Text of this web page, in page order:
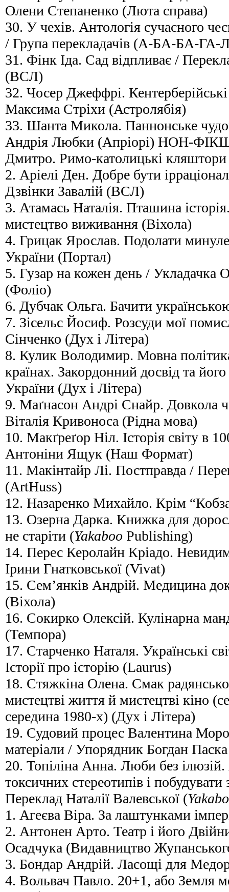
Олени Степаненко (Люта справа)
30. У чехів. Антологія сучасного
/ Група перекладачів (А-БА-БА-
31. Фінк Іда. Сад відпливає /
(ВСЛ)
32. Чосер Джеффрі.
Максима Стріхи (Астролябія)
33. Шанта Микола. Паннонське
Андрія Любки (Апріорі) НОН-
Дмитро. Римо-католицькі кляштори
2. Аріелі Ден. Добре бути
Дзвінки Завалій (ВСЛ)
3. Атамась Наталія. Пташина
мистецтво виживання (Віхола)
4. Грицак Ярослав. Подолати
України (Портал)
5. Гузар на кожен день / Укладачка
(Фоліо)
6. Дубчак Ольга. Бачити
7. Зісельс Йосиф. Розсуди мої
Сінченко (Дух і Літера)
8. Кулик Володимир. Мовна
країнах. Закордонний досвід та
України (Дух і Літера)
9. Маґнасон Андрі Снайр. Довкола
Віталія Кривоноса (Рідна мова)
10. Макґреґор Ніл. Історія світу в
Антоніни Ящук (Наш Формат)
11. Макінтайр Лі. Постправда /
(ArtHuss)
12. Назаренко Михайло. Крім
13. Озерна Дарка. Книжка для
не старіти (Yakaboo Publishing)
14. Перес Керолайн Кріадо.
Ірини Гнатковської (Vivat)
15. Сем’янків Андрій. Медицина
(Віхола)
16. Сокирко Олексій. Кулінарна
(Темпора)
17. Старченко Наталя. Українські
Історії про історію (Laurus)
18. Стяжкіна Олена. Смак
мистецтві життя й мистецтві кіно
середина 1980-х) (Дух і Літера)
19. Судовий процес Валентина
матеріали / Упорядник Богдан
20. Топіліна Анна. Люби без ілюзій.
токсичних стереотипів і побудувати
Переклад Наталії Валевської (
1. Агеєва Віра. За лаштунками
2. Антонен Арто. Театр і його
Осадчука (Видавництво
3. Бондар Андрій. Ласощі для
4. Вольвач Павло. 20+1, або Земля